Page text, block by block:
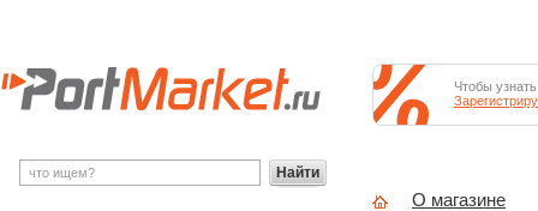
Найти
Чтобы
О магазине